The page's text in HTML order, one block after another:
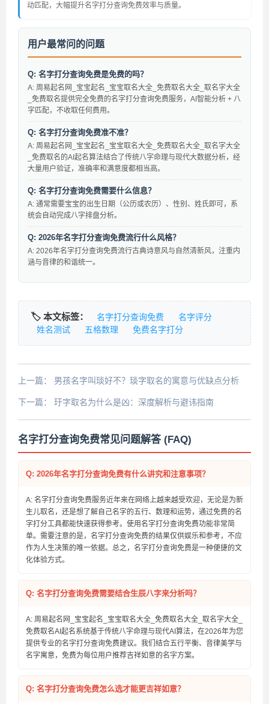
动匹配，大幅提升名字打分查询免费效率与质量。
用户最常问的问题
Q: 名字打分查询免费是免费的吗？
A: 周易起名网_宝宝起名_宝宝取名大全_免费取名大全_取名字大全
_免费取名提供完全免费的名字打分查询免费服务，AI智能分析 + 八
字匹配，不收取任何费用。
Q: 名字打分查询免费准不准？
A: 周易起名网_宝宝起名_宝宝取名大全_免费取名大全_取名字大全
_免费取名的AI起名算法结合了传统八字命理与现代大数据分析，经
大量用户验证，准确率和满意度都相当高。
Q: 名字打分查询免费需要什么信息？
A: 通常需要宝宝的出生日期（公历或农历）、性别、姓氏即可，系
统会自动完成八字排盘分析。
Q: 2026年名字打分查询免费流行什么风格？
A: 2026年名字打分查询免费流行古典诗意风与自然清新风，注重内
涵与音律的和谐统一。
🏷️ 本文标签： 名字打分查询免费
名字评分
姓名测试
五格数理 免费名字打分
上一篇： 男孩名字叫琰好不？琰字取名的寓意与优缺点分析
下一篇： 玗字取名为什么是凶：深度解析与避讳指南
名字打分查询免费常见问题解答 (FAQ)
Q: 2026年名字打分查询免费有什么讲究和注意事项？
A: 名字打分查询免费服务近年来在网络上越来越受欢迎，无论是为新
生儿取名，还是想了解自己名字的五行、数理和运势，通过免费的名
字打分工具都能快速获得参考。使用名字打分查询免费功能非常简
单。需要注意的是，名字打分查询免费的结果仅供娱乐和参考，不应
作为人生决策的唯一依据。总之，名字打分查询免费是一种便捷的文
化体验方式。
Q: 名字打分查询免费需要结合生辰八字来分析吗？
A: 周易起名网_宝宝起名_宝宝取名大全_免费取名大全_取名字大全_
免费取名AI起名系统基于传统八字命理与现代AI算法，在2026年为您
提供专业的名字打分查询免费建议。我们结合五行平衡、音律美学与
名字寓意，免费为每位用户推荐吉祥如意的名字方案。
Q: 名字打分查询免费怎么选才能更吉祥如意？